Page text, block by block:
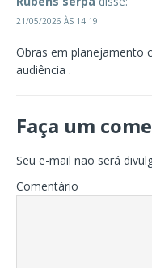
21/05/2026 ÀS 14:19
Obras em planejamento
audiência .
Faça um
Seu e-mail não será
Comentário